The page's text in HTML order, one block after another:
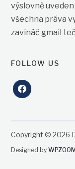
výslovně uveden
všechna práva
zavináč gmail
FOLLOW US
facebook
Copyright © 2026
Designed by